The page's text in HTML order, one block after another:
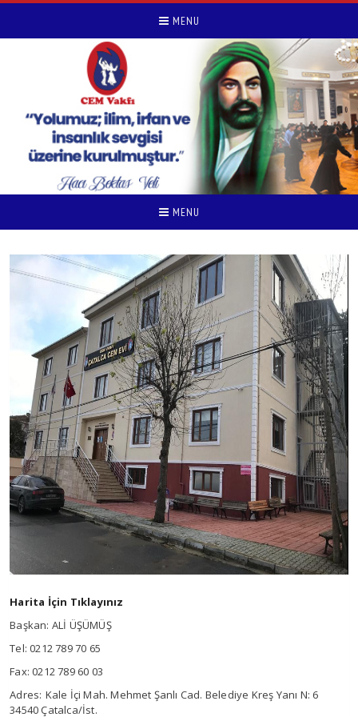
MENU
MENU
Harita İçin Tıklayınız
Başkan: ALİ ÜŞÜMÜŞ
Tel: 0212 789 70 65
Fax: 0212 789 60 03
Adres: Kale İçi Mah. Mehmet Şanlı Cad. Belediye Kreş Yanı N: 6
34540 Çatalca/İst.